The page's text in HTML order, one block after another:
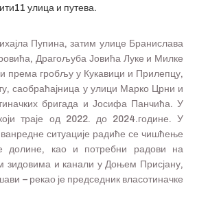
улица и путева.
Пупина, затим улице Бранислава
Драгољуба Јовића Луке и Милке
према гробљу у Кукавици и Прилепцу,
саобраћајница у улици Марко Црни и
бригада и Јосифа Панчића. У
траје од 2022. до 2024.године. У
ванредне ситуације радиће се чишћење
долине, као и потребни радови на
зидовима и канали у Доњем Присјану,
– рекао је председник власотиначке